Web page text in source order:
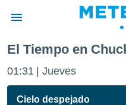
de
por
El Tiempo en
01:31 Jueves
Cielo despejado